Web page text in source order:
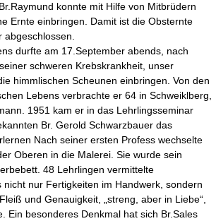
konnte mit Hilfe von Mitbrüdern
Ernte einbringen. Damit ist die Obsternte
durfte am 17.September abends, nach
schweren Krebskrankheit, unser
himmlischen Scheunen einbringen. Von den
Lebens verbrachte er 64 in Schweiklberg,
1951 kam er in das Lehrlingsseminar
Br. Gerold Schwarzbauer das
Nach seiner ersten Profess wechselte
Oberen in die Malerei. Sie wurde sein
48 Lehrlingen vermittelte
nicht nur Fertigkeiten im Handwerk, sondern
und Genauigkeit, „streng, aber in Liebe“,
Ein besonderes Denkmal hat sich Br.Sales